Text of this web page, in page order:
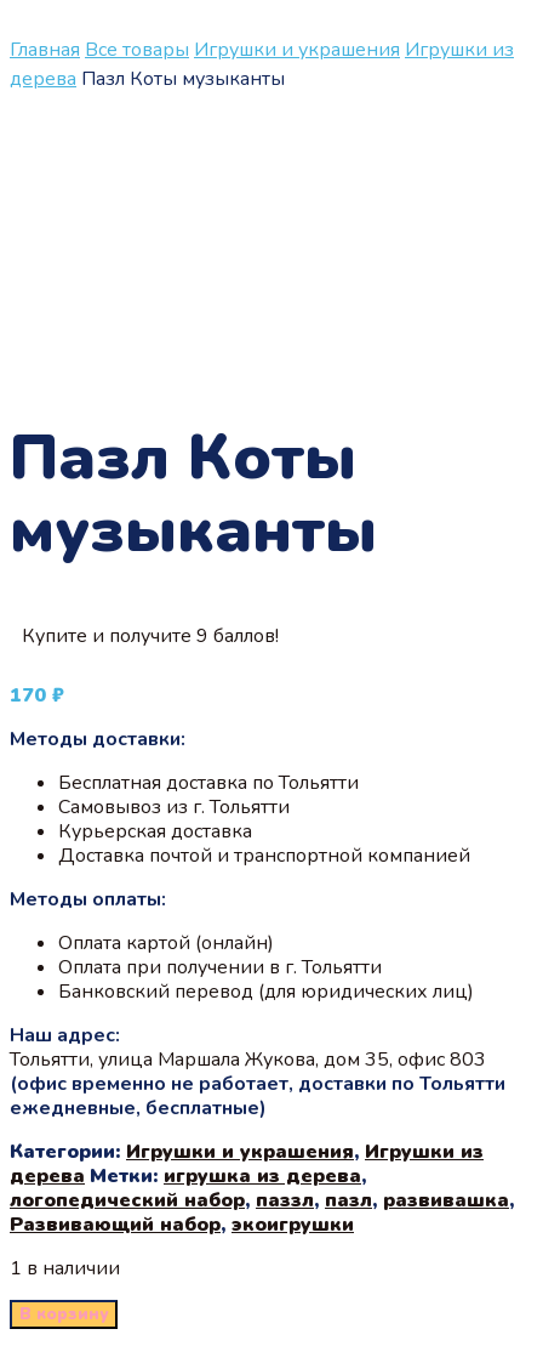
Главная Все товары Игрушки и украшения Игрушки из
дерева Пазл Коты музыканты
Пазл Коты
музыканты
Купите и получите 9 баллов!
170 ₽
Методы доставки:
Бесплатная доставка по Тольятти
Самовывоз из г. Тольятти
Курьерская доставка
Доставка почтой и транспортной компанией
Методы оплаты:
Оплата картой (онлайн)
Оплата при получении в г. Тольятти
Банковский перевод (для юридических лиц)
Наш адрес:
Тольятти, улица Маршала Жукова, дом 35, офис 803
(офис временно не работает, доставки по Тольятти
ежедневные, бесплатные)
Категории: Игрушки и украшения, Игрушки из
дерева Метки: игрушка из дерева,
логопедический набор, паззл, пазл, развивашка,
Развивающий набор, экоигрушки
1 в наличии
В корзину